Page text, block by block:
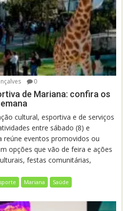
0
de Mariana: confira os
cultural, esportiva e de serviços
entre sábado (8) e
reúne eventos promovidos ou
opções que vão de feira e ações
festas comunitárias,
Mariana Saúde